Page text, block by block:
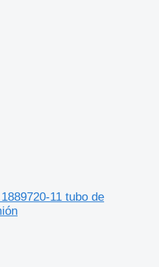
11 tubo de